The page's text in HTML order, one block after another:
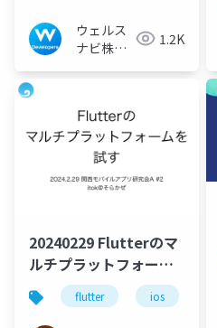
ウェルス
ナビ株式
1.2K
20240229 Flutterのマ
ルチプラットフォーム
を試すflutter ios